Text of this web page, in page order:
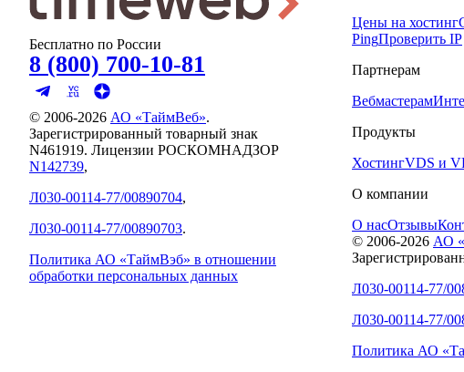
Бесплатно по России
8 (800) 700-10-81
© 2006-2026 АО «ТаймВеб».
Зарегистрированный товарный знак
N461919. Лицензии РОСКОМНАДЗОР
N142739,
Л030-00114-77/00890704,
Л030-00114-77/00890703.
Политика АО «ТаймВэб» в отношении
обработки персональных данных
Цены на хостинг
PingПроверить IP
Партнерам
Вебмастерам
Продукты
ХостингVDS и
О компании
О насОтзывы
© 2006-2026 АО
Л030-00114-77/
Л030-00114-77/
Политика АО